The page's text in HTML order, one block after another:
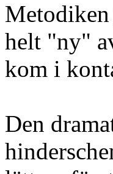
Metodiken
helt "ny"
kom i
Den